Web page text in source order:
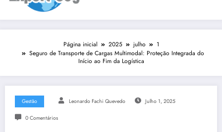
Página inicial 2025 julho
1
Seguro de Transporte de Cargas Multimodal: Proteção Integrada do
Início ao Fim da Logística
Gestão Leonardo Fachi Quevedo Julho 1, 2025
0 Comentários